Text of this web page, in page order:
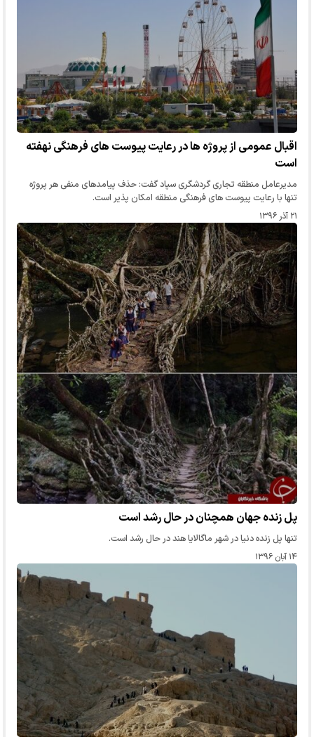
اقبال عمومی از پروژه ها در رعایت پیوست های فرهنگی نهفته
است
مدیرعامل منطقه تجاری گردشگری سپاد گفت: حذف پیامدهای منفی هر پروژه
تنها با رعایت پیوست های فرهنگی منطقه امکان پذیر است.
۲۱ آذر ۱۳۹۶
پل زنده جهان همچنان در حال رشد است
تنها پل زنده دنیا در شهر ماگالایا هند در حال رشد است.
۱۴ آبان ۱۳۹۶